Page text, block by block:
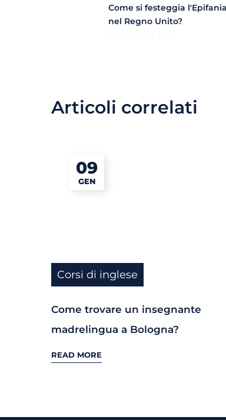
Come si festeggia l'Epifania
nel Regno Unito?
Articoli correlati
09
GEN
Corsi di inglese
Come trovare un insegnante
madrelingua a Bologna?
READ MORE